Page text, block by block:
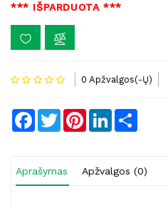
*** IŠPARDUOTA ***
0 Apžvalgos(-Ų)
Facebook
TwitterPinterestLinkedIn
Aprašymas Apžvalgos (0)